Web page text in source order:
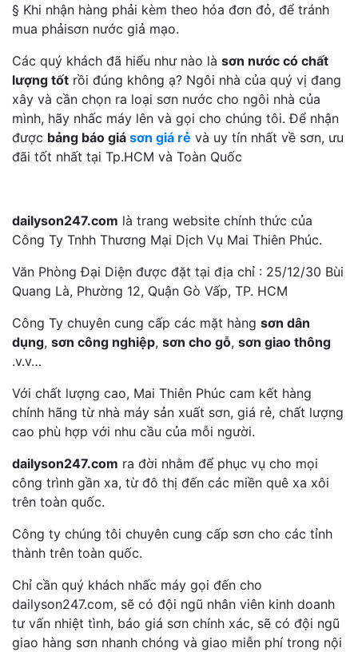
§ Khi nhận hàng phải kèm theo hóa đơn đỏ, để tránh
mua phảisơn nước giả mạo.
Các quý khách đã hiểu như nào là sơn nước có chất
lượng tốt rồi đúng không ạ? Ngôi nhà của quý vị đang
xây và cần chọn ra loại sơn nước cho ngôi nhà của
mình, hãy nhấc máy lên và gọi cho chúng tôi. Để nhận
được bảng báo giá sơn giá rẻ và uy tín nhất về sơn, ưu
đãi tốt nhất tại Tp.HCM và Toàn Quốc
dailyson247.com là trang website chính thức của
Công Ty Tnhh Thương Mại Dịch Vụ Mai Thiên Phúc.
Văn Phòng Đại Diện được đặt tại địa chỉ : 25/12/30 Bùi
Quang Là, Phường 12, Quận Gò Vấp, TP. HCM
Công Ty chuyên cung cấp các mặt hàng sơn dân
dụng, sơn công nghiệp, sơn cho gỗ, sơn giao thông
.v.v…
Với chất lượng cao, Mai Thiên Phúc cam kết hàng
chính hãng từ nhà máy sản xuất sơn, giá rẻ, chất lượng
cao phù hợp với nhu cầu của mỗi người.
dailyson247.com ra đời nhằm để phục vụ cho mọi
công trình gần xa, từ đô thị đến các miền quê xa xôi
trên toàn quốc.
Công ty chúng tôi chuyên cung cấp sơn cho các tỉnh
thành trên toàn quốc.
Chỉ cần quý khách nhấc máy gọi đến cho
dailyson247.com, sẽ có đội ngũ nhân viên kinh doanh
tư vấn nhiệt tình, báo giá sơn chính xác, sẽ có đội ngũ
giao hàng sơn nhanh chóng và giao miễn phí trong nội